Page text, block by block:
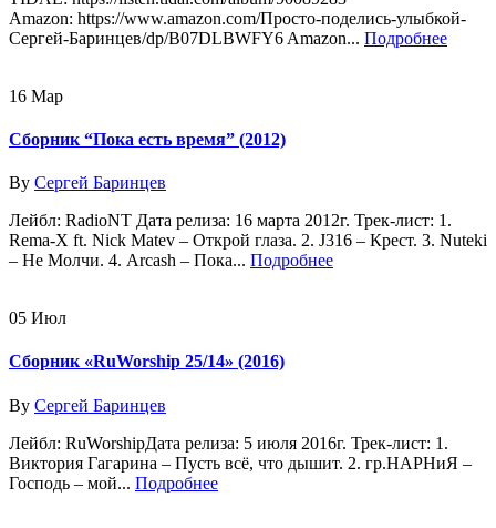
Amazon: https://www.amazon.com/Просто-поделись-улыбкой-
Сергей-Баринцев/dp/B07DLBWFY6 Amazon... Подробнее
16 Мар
Сборник “Пока есть время” (2012)
By Сергей Баринцев
Лейбл: RadioNT Дата релиза: 16 марта 2012г. Трек-лист: 1.
Rema-X ft. Nick Matev – Открой глаза. 2. J316 – Крест. 3. Nuteki
– Не Молчи. 4. Arcash – Пока... Подробнее
05 Июл
Сборник «RuWorship 25/14» (2016)
By Сергей Баринцев
Лейбл: RuWorshipДата релиза: 5 июля 2016г. Трек-лист: 1.
Виктория Гагарина – Пусть всё, что дышит. 2. гр.НАРНиЯ –
Господь – мой... Подробнее